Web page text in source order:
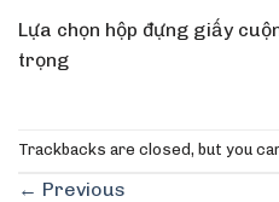
Lựa chọn hộp đựng giấy
trọng
Trackbacks are closed, but you
← Previous